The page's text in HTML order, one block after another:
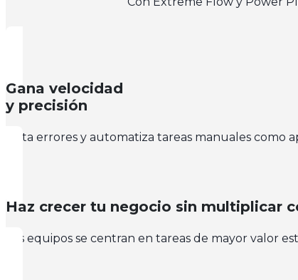
Gana velocidad
y precisión
Evita errores y automatiza tareas manuales como
Haz crecer tu negocio sin multiplicar
Los equipos se centran en tareas de mayor valor